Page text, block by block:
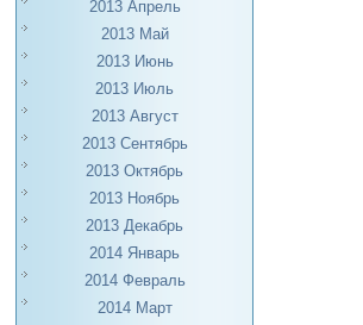
2013 Апрель
2013 Май
2013 Июнь
2013 Июль
2013 Август
2013 Сентябрь
2013 Октябрь
2013 Ноябрь
2013 Декабрь
2014 Январь
2014 Февраль
2014 Март